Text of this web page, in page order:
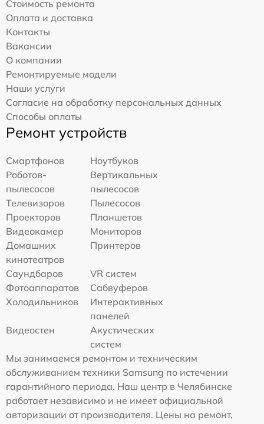
Стоимость ремонта
Оплата и доставка
Контакты
Вакансии
О компании
Ремонтируемые модели
Наши услуги
Согласие на обработку персональных данных
Способы оплаты
Ремонт устройств
Смартфонов
Ноутбуков
Роботов-
пылесосов
Вертикальных
пылесосов
Телевизоров
Пылесосов
Проекторов
Планшетов
Видеокамер
Мониторов
Домашних
кинотеатров
Принтеров
Саундбаров
VR систем
Фотоаппаратов
Сабвуферов
Холодильников
Интерактивных
панелей
Видеостен
Акустических
систем
Мы занимаемся ремонтом и техническим
обслуживанием техники Samsung по истечении
гарантийного периода. Наш центр в Челябинске
работает независимо и не имеет официальной
авторизации от производителя. Цены на ремонт,